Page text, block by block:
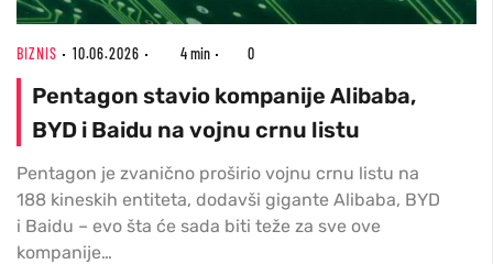
BIZNIS 10.06.2026 4 min 0
Pentagon stavio kompanije Alibaba,
BYD i Baidu na vojnu crnu listu
Pentagon je zvanično proširio vojnu crnu listu na
188 kineskih entiteta, dodavši gigante Alibaba, BYD
i Baidu – evo šta će sada biti teže za sve ove
kompanije…